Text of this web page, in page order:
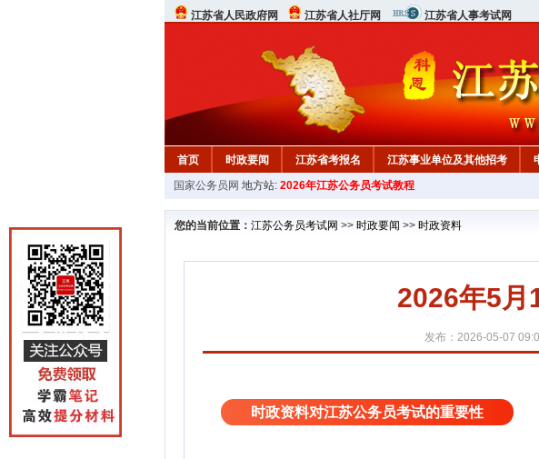
江苏省人民政府网 江苏省人社厅网 江苏省人事考试网
首页 时政要闻 江苏省考报名 江苏事业单位及其他招考
国家公务员网 地方站: 2026年江苏公务员考试教程
您的当前位置： 江苏公务员考试网 >> 时政要闻 >> 时政资料
2026年5月
发布：2026-05-07
时政资料对江苏公务员考试的重要性